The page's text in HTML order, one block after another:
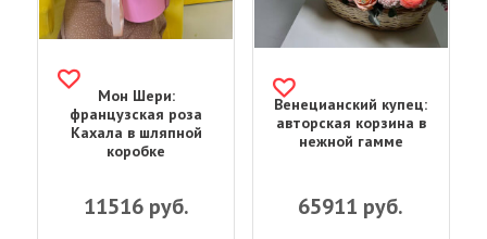
Мон Шери:
французская роза
Кахала в шляпной
коробке
11516руб.
Венецианский купец:
авторская корзина в
нежной гамме
65911 руб.